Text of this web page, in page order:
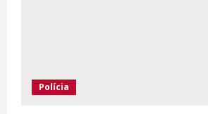
Polícia